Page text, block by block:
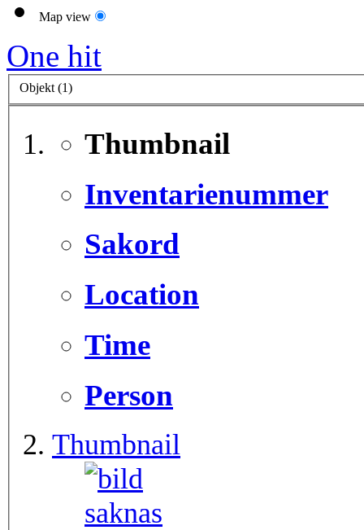
Map view
One hit
Objekt (1)
Thumbnail
Inventarienummer
Sakord
Location
Time
Person
Thumbnail